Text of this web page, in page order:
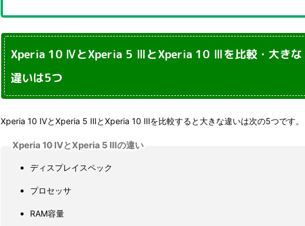
Xperia 10 ⅣとXperia 5 ⅢとXperia 10 Ⅲを比較・大きな
違いは5つ
Xperia 10 ⅣとXperia 5 ⅢとXperia 10 Ⅲを比較すると大きな違いは次の5つです。
Xperia 10 ⅣとXperia 5 Ⅲの違い
ディスプレイスペック
プロセッサ
RAM容量